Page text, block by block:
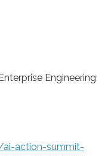
Engineering
action-summit-